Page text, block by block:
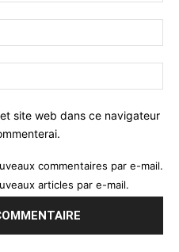
site web dans ce navigateur
commentaires par e-mail.
articles par e-mail.